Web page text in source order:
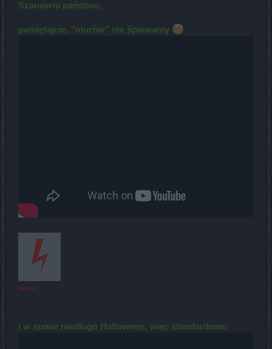
Szanowni państwo,
pamiętajcie, "murów" nie śpiewamy
*****
i w sumie niedługo Halloween, więc standardowo